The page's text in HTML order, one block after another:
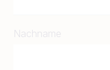
Nachname